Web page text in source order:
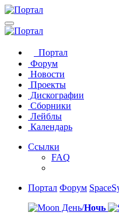
Портал
Форум
Новости
Проекты
Дискографии
Сборники
Лейблы
Календарь
Ссылки
FAQ
Портал Форум
День/Ночь